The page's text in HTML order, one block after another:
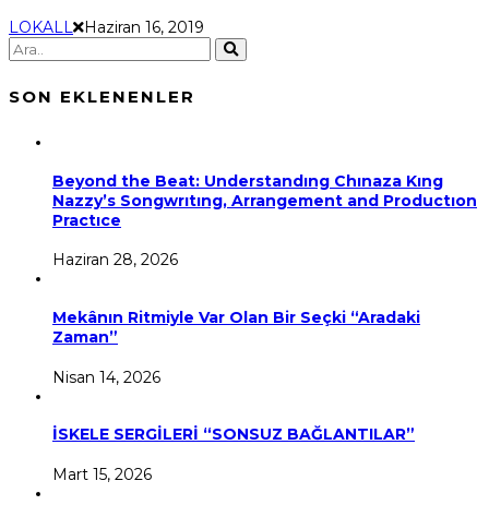
LOKALL Haziran 16, 2019
SON EKLENENLER
Beyond the Beat: Understandıng Chınaza Kıng
Nazzy’s Songwrıtıng, Arrangement and Productıon
Practıce
Haziran 28, 2026
Mekânın Ritmiyle Var Olan Bir Seçki “Aradaki
Zaman”
Nisan 14, 2026
İSKELE SERGİLERİ “SONSUZ BAĞLANTILAR”
Mart 15, 2026